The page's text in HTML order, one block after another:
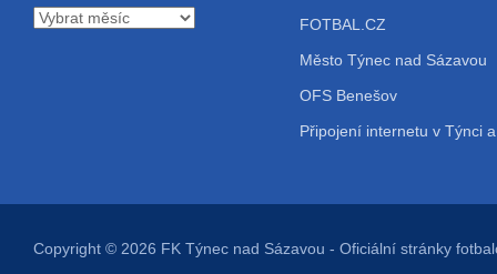
Archiv
FOTBAL.CZ
Město Týnec nad Sázavou
OFS Benešov
Připojení internetu v Týnci
Copyright © 2026 FK Týnec nad Sázavou - Oficiální stránky